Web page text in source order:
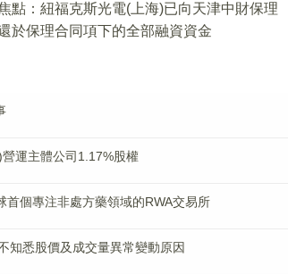
點：紐福克斯光電(上海)已向天津中財保理
於保理合同項下的全部融資資金
運主體公司1.17%股權
個專注非處方藥領域的RWA交易所
知悉股價及成交量異常變動原因